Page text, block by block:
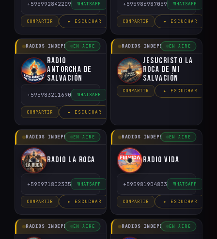
+595992842209 WHATSAPP
COMPARTIR ► ESCUCHAR
+595986987059 WHATSAPP
COMPARTIR ► ESCUCHAR
RADIOS INDEPENDIENTES
EN AIRE
Radio
Antorcha de
Salvación
+595983211690 WHATSAPP
COMPARTIR ► ESCUCHAR
RADIOS INDEPENDIENTES
EN AIRE
Jesucristo la
Roca de mi
Salvación
COMPARTIR ► ESCUCHAR
RADIOS INDEPENDIENTES
EN AIRE
Radio La Roca
+595971802335 WHATSAPP
COMPARTIR ► ESCUCHAR
RADIOS INDEPENDIENTES
EN AIRE
Radio Vida
+595981904833 WHATSAPP
COMPARTIR ► ESCUCHAR
RADIOS INDEPENDIENTES
EN AIRE RADIOS INDEPENDIENTES
EN AIRE